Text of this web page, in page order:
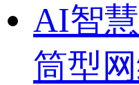
AI智
筒型